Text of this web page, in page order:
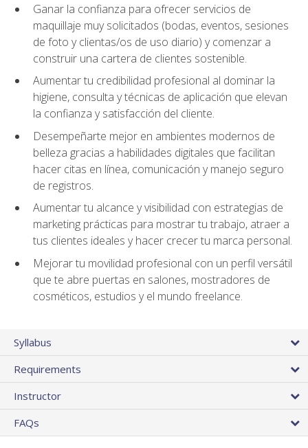
Ganar la confianza para ofrecer servicios de
maquillaje muy solicitados (bodas, eventos, sesiones
de foto y clientas/os de uso diario) y comenzar a
construir una cartera de clientes sostenible.
Aumentar tu credibilidad profesional al dominar la
higiene, consulta y técnicas de aplicación que elevan
la confianza y satisfacción del cliente.
Desempeñarte mejor en ambientes modernos de
belleza gracias a habilidades digitales que facilitan
hacer citas en línea, comunicación y manejo seguro
de registros.
Aumentar tu alcance y visibilidad con estrategias de
marketing prácticas para mostrar tu trabajo, atraer a
tus clientes ideales y hacer crecer tu marca personal.
Mejorar tu movilidad profesional con un perfil versátil
que te abre puertas en salones, mostradores de
cosméticos, estudios y el mundo freelance.
Syllabus
Requirements
Instructor
FAQs